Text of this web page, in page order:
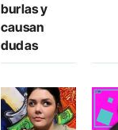
burlas y
causan
dudas